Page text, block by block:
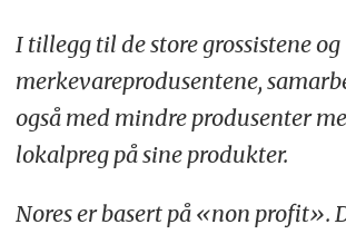
I tillegg til de store grossistene og
merkevareprodusentene,
også med mindre produsenter
lokalpreg på sine produkter.
Nores er basert på «non profit».